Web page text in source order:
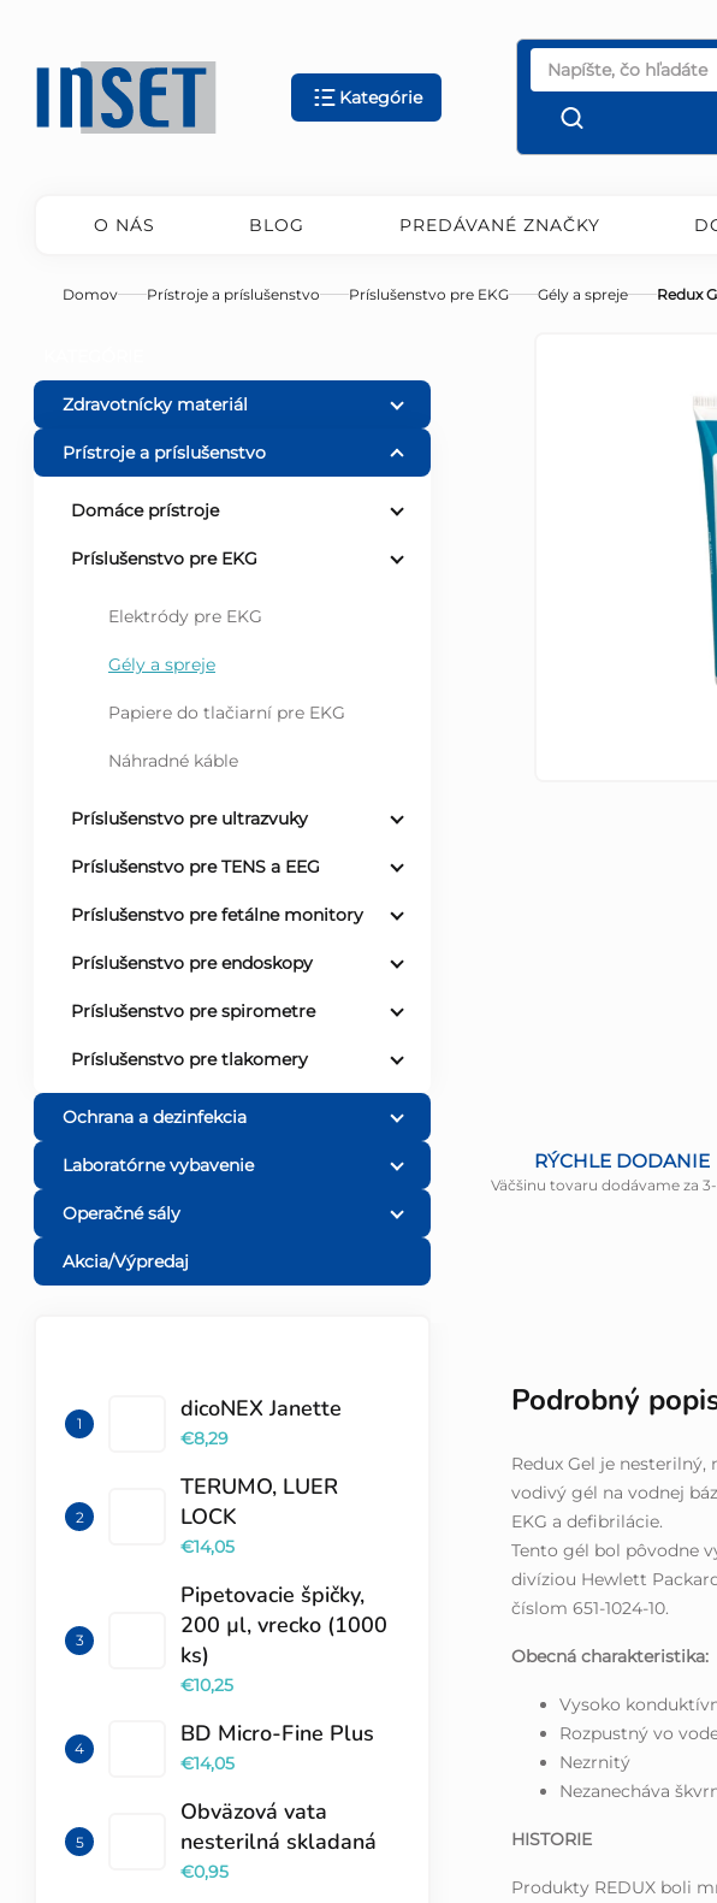
obsah
Kategórie
O NÁS BLOG PREDÁVANÉ ZNAČKY
Domov Prístroje a príslušenstvo Príslušenstvo pre EKG Gély a spreje Redux
o
č
Zdravotnícky materiál
Prístroje a príslušenstvo
Domáce prístroje
Príslušenstvo pre EKG
Elektródy pre EKG
Gély a spreje
Papiere do tlačiarní pre EKG
Náhradné káble
Príslušenstvo pre ultrazvuky
Príslušenstvo pre TENS a EEG
Príslušenstvo pre fetálne monitory
Príslušenstvo pre endoskopy
Príslušenstvo pre spirometre
Príslušenstvo pre tlakomery
Ochrana a dezinfekcia
Laboratórne vybavenie
Operačné sály
Akcia/Výpredaj
dicoNEX Janette
€8,29
TERUMO, LUER
LOCK
€14,05
Pipetovacie špičky,
200 µl, vrecko (1000
ks)
€10,25
BD Micro-Fine Plus
€14,05
Obväzová vata
nesterilná skladaná
€0,95
RÝCHLE DODANIE
Väčšinu tovaru dodávame za
Podrobný
Redux Gel je nesterilný,
vodivý gél na vodnej
EKG a defibrilácie.
Tento gél bol pôvodne
divíziou Hewlett
číslom 651-1024-10.
Obecná charakteristika:
Vysoko
Rozpustný vo
Nezrnitý
Nezanecháva
HISTORIE
Produkty REDUX boli